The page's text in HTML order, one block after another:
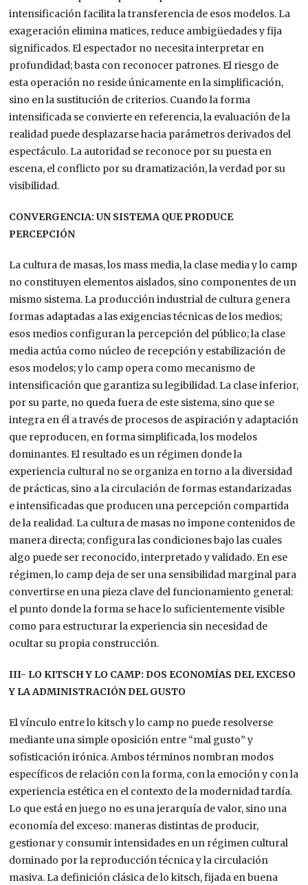
intensificación facilita la transferencia de esos modelos. La
exageración elimina matices, reduce ambigüedades y fija
significados. El espectador no necesita interpretar en
profundidad; basta con reconocer patrones. El riesgo de
esta operación no reside únicamente en la simplificación,
sino en la sustitución de criterios. Cuando la forma
intensificada se convierte en referencia, la evaluación de la
realidad puede desplazarse hacia parámetros derivados del
espectáculo. La autoridad se reconoce por su puesta en
escena, el conflicto por su dramatización, la verdad por su
visibilidad.
CONVERGENCIA: UN SISTEMA QUE PRODUCE
PERCEPCIÓN
La cultura de masas, los mass media, la clase media y lo camp
no constituyen elementos aislados, sino componentes de un
mismo sistema. La producción industrial de cultura genera
formas adaptadas a las exigencias técnicas de los medios;
esos medios configuran la percepción del público; la clase
media actúa como núcleo de recepción y estabilización de
esos modelos; y lo camp opera como mecanismo de
intensificación que garantiza su legibilidad. La clase inferior,
por su parte, no queda fuera de este sistema, sino que se
integra en él a través de procesos de aspiración y adaptación
que reproducen, en forma simplificada, los modelos
dominantes. El resultado es un régimen donde la
experiencia cultural no se organiza en torno a la diversidad
de prácticas, sino a la circulación de formas estandarizadas
e intensificadas que producen una percepción compartida
de la realidad. La cultura de masas no impone contenidos de
manera directa; configura las condiciones bajo las cuales
algo puede ser reconocido, interpretado y validado. En ese
régimen, lo camp deja de ser una sensibilidad marginal para
convertirse en una pieza clave del funcionamiento general:
el punto donde la forma se hace lo suficientemente visible
como para estructurar la experiencia sin necesidad de
ocultar su propia construcción.
III- LO KITSCH Y LO CAMP: DOS ECONOMÍAS DEL EXCESO
Y LA ADMINISTRACIÓN DEL GUSTO
El vínculo entre lo kitsch y lo camp no puede resolverse
mediante una simple oposición entre “mal gusto” y
sofisticación irónica. Ambos términos nombran modos
específicos de relación con la forma, con la emoción y con la
experiencia estética en el contexto de la modernidad tardía.
Lo que está en juego no es una jerarquía de valor, sino una
economía del exceso: maneras distintas de producir,
gestionar y consumir intensidades en un régimen cultural
dominado por la reproducción técnica y la circulación
masiva. La definición clásica de lo kitsch, fijada en buena